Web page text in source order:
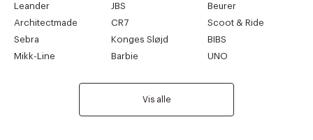
Leander
JBS
Beurer
Architectmade
CR7
Scoot & Ride
Sebra
Konges Sløjd
BIBS
Mikk-Line
Barbie UNO
Vis alle